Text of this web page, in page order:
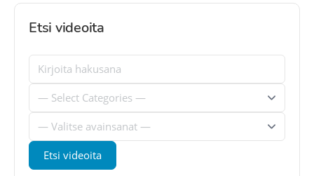
Etsi videoita